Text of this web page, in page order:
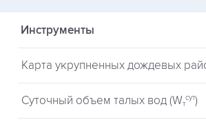
Инструменты
Карта укрупненных дождевых
Суточный объем талых вод (Wт
сут)